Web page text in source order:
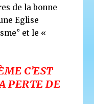
de la bonne
Eglise
et le «
C’EST
PERTE DE